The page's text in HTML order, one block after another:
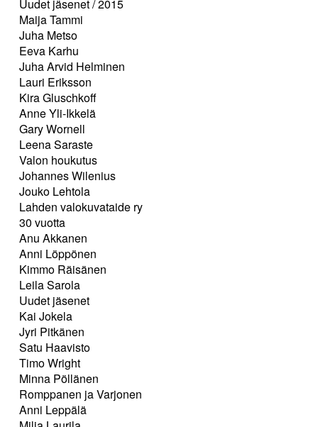
Uudet jäsenet / 2015
Maija Tammi
Juha Metso
Eeva Karhu
Juha Arvid Helminen
Lauri Eriksson
Kira Gluschkoff
Anne Yli-Ikkelä
Gary Wornell
Leena Saraste
Valon houkutus
Johannes Wilenius
Jouko Lehtola
Lahden valokuvataide ry
30 vuotta
Anu Akkanen
Anni Löppönen
Kimmo Räisänen
Leila Sarola
Uudet jäsenet
Kai Jokela
Jyri Pitkänen
Satu Haavisto
Timo Wright
Minna Pöllänen
Romppanen ja Varjonen
Anni Leppälä